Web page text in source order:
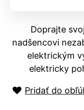
Doprajte
nadšencovi
elektrickým
elektricky
Pridať do